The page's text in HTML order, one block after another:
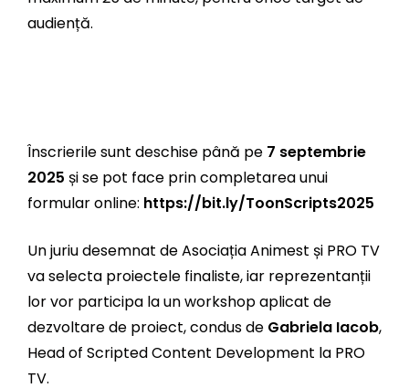
audiență.
Înscrierile sunt deschise până pe 7 septembrie
2025 și se pot face prin completarea unui
formular online: https://bit.ly/ToonScripts2025
Un juriu desemnat de Asociația Animest și PRO TV
va selecta proiectele finaliste, iar reprezentanții
lor vor participa la un workshop aplicat de
dezvoltare de proiect, condus de Gabriela Iacob,
Head of Scripted Content Development la PRO
TV.